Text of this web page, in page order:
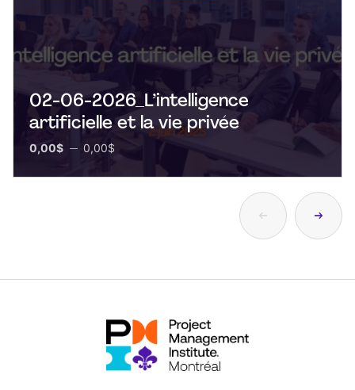
02-06-2026_L’intelligence
artificielle et la vie privée
0,00$ 0,00$